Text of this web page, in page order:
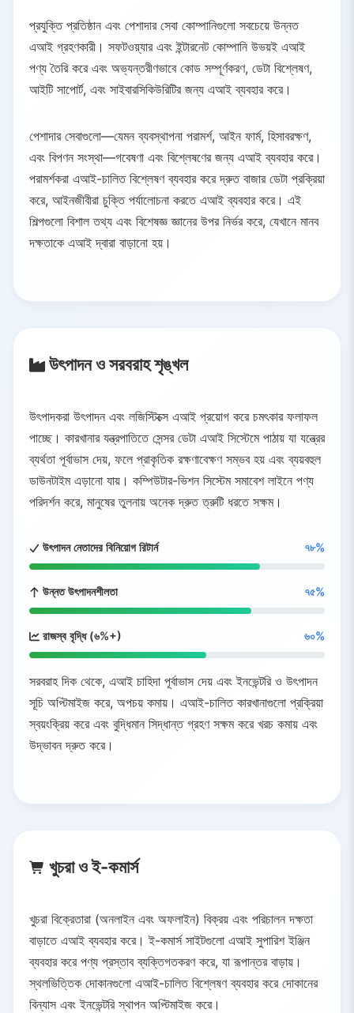
প্রযুক্তি প্রতিষ্ঠান এবং পেশাদার সেবা কোম্পানিগুলো সবচেয়ে উন্নত
এআই গ্রহণকারী। সফটওয়্যার এবং ইন্টারনেট কোম্পানি উভয়ই এআই
পণ্য তৈরি করে এবং অভ্যন্তরীণভাবে কোড সম্পূর্ণকরণ, ডেটা বিশ্লেষণ,
আইটি সাপোর্ট, এবং সাইবারসিকিউরিটির জন্য এআই ব্যবহার করে।
পেশাদার সেবাগুলো—যেমন ব্যবস্থাপনা পরামর্শ, আইন ফার্ম, হিসাবরক্ষণ,
এবং বিপণন সংস্থা—গবেষণা এবং বিশ্লেষণের জন্য এআই ব্যবহার করে।
পরামর্শকরা এআই-চালিত বিশ্লেষণ ব্যবহার করে দ্রুত বাজার ডেটা প্রক্রিয়া
করে, আইনজীবীরা চুক্তি পর্যালোচনা করতে এআই ব্যবহার করে। এই
শিল্পগুলো বিশাল তথ্য এবং বিশেষজ্ঞ জ্ঞানের উপর নির্ভর করে, যেখানে মানব
দক্ষতাকে এআই দ্বারা বাড়ানো হয়।
উৎপাদন ও সরবরাহ শৃঙ্খল
উৎপাদকরা উৎপাদন এবং লজিস্টিক্সে এআই প্রয়োগ করে চমৎকার ফলাফল
পাচ্ছে। কারখানার যন্ত্রপাতিতে সেন্সর ডেটা এআই সিস্টেমে পাঠায় যা যন্ত্রের
ব্যর্থতা পূর্বাভাস দেয়, ফলে প্রাকৃতিক রক্ষণাবেক্ষণ সম্ভব হয় এবং ব্যয়বহুল
ডাউনটাইম এড়ানো যায়। কম্পিউটার-ভিশন সিস্টেম সমাবেশ লাইনে পণ্য
পরিদর্শন করে, মানুষের তুলনায় অনেক দ্রুত ত্রুটি ধরতে সক্ষম।
উৎপাদন নেতাদের বিনিয়োগ রিটার্ন ৭৮%
উন্নত উৎপাদনশীলতা ৭৫%
রাজস্ব বৃদ্ধি (৬%+) ৬০%
সরবরাহ দিক থেকে, এআই চাহিদা পূর্বাভাস দেয় এবং ইনভেন্টরি ও উৎপাদন
সূচি অপ্টিমাইজ করে, অপচয় কমায়। এআই-চালিত কারখানাগুলো প্রক্রিয়া
স্বয়ংক্রিয় করে এবং বুদ্ধিমান সিদ্ধান্ত গ্রহণ সক্ষম করে খরচ কমায় এবং
উদ্ভাবন দ্রুত করে।
খুচরা ও ই-কমার্স
খুচরা বিক্রেতারা (অনলাইন এবং অফলাইন) বিক্রয় এবং পরিচালন দক্ষতা
বাড়াতে এআই ব্যবহার করে। ই-কমার্স সাইটগুলো এআই সুপারিশ ইঞ্জিন
ব্যবহার করে পণ্য প্রস্তাব ব্যক্তিগতকরণ করে, যা রূপান্তর বাড়ায়।
স্থলভিত্তিক দোকানগুলো এআই-চালিত বিশ্লেষণ ব্যবহার করে দোকানের
বিন্যাস এবং ইনভেন্টরি স্থাপন অপ্টিমাইজ করে।